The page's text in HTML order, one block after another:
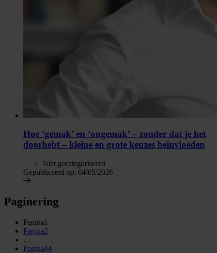
Hoe ‘gemak’ en ‘ongemak’ – zonder dat je het
doorhebt – kleine en grote keuzes beïnvloeden
Niet gecategoriseerd
Gepubliceerd op: 04/05/2026
Paginering
Pagina1
Pagina2
…
Pagina44